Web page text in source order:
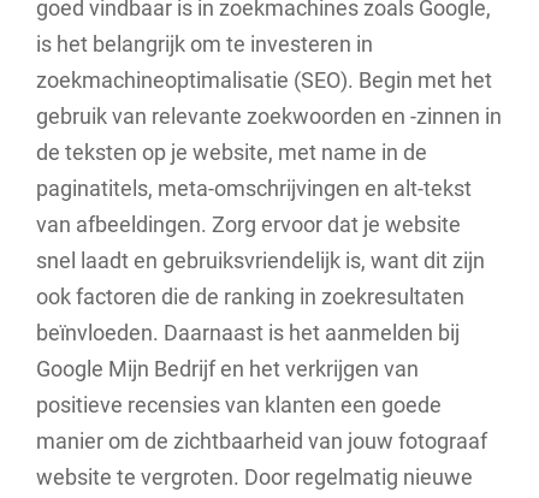
goed vindbaar is in zoekmachines zoals Google,
is het belangrijk om te investeren in
zoekmachineoptimalisatie (SEO). Begin met het
gebruik van relevante zoekwoorden en -zinnen in
de teksten op je website, met name in de
paginatitels, meta-omschrijvingen en alt-tekst
van afbeeldingen. Zorg ervoor dat je website
snel laadt en gebruiksvriendelijk is, want dit zijn
ook factoren die de ranking in zoekresultaten
beïnvloeden. Daarnaast is het aanmelden bij
Google Mijn Bedrijf en het verkrijgen van
positieve recensies van klanten een goede
manier om de zichtbaarheid van jouw fotograaf
website te vergroten. Door regelmatig nieuwe